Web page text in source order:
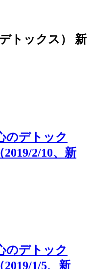
トックス） 新
のデトック
2/10、新
のデトック
1/5、新